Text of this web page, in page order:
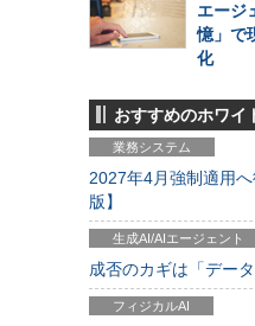
エージ
憶」で
化
おすすめのホワイ
業務システム
2027年4月強制適用
版】
生成AI/AIエージェント
成否のカギは「デー
フィジカルAI